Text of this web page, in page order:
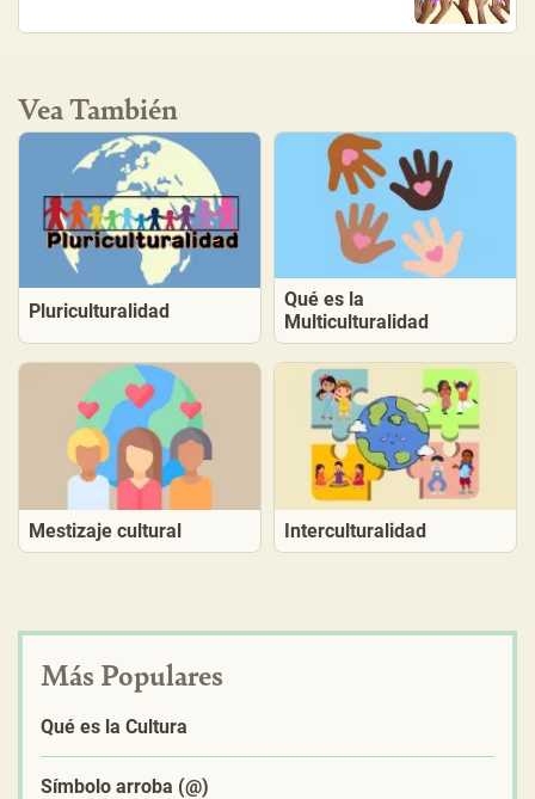
Vea También
Pluriculturalidad
Qué es la
Multiculturalidad
Mestizaje cultural Interculturalidad
Más Populares
Qué es la Cultura
Símbolo arroba (@)